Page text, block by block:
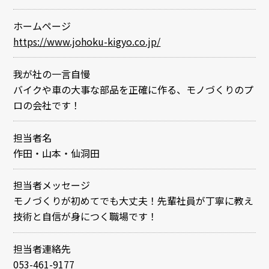
ホームページ
https://www.johoku-kigyo.co.jp/
我が社の一言自慢
バイクや車の大事な部品を正確に作る、モノづくりのプ
ロの会社です！
担当者名
作田・山本・仙洞田
担当者メッセージ
モノづくりが初めてでも大丈夫！先輩社員が丁寧に教え
技術と自信が身につく職場です！
担当者連絡先
053-461-9177